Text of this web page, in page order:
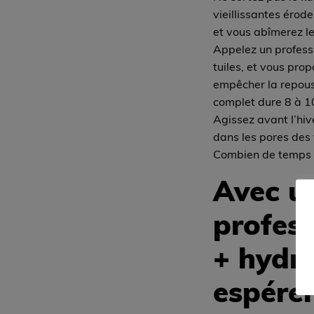
vieillissantes
et vous abîmerez
Appelez un
tuiles, et vous
empêcher la
complet dure 8 à
Agissez avant
dans les pores
Combien de
Avec
+